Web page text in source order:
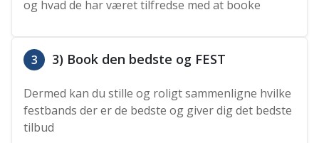
og hvad de har været tilfredse med at booke
3 3) Book den bedste og FEST
Dermed kan du stille og roligt sammenligne hvilke
festbands der er de bedste og giver dig det bedste
tilbud